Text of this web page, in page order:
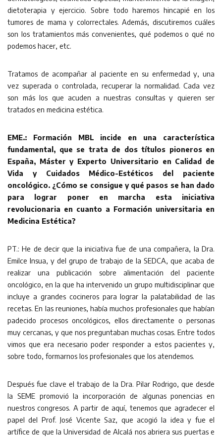
dietoterapia y ejercicio. Sobre todo haremos hincapié en los
tumores de mama y colorrectales. Además, discutiremos cuáles
son los tratamientos más convenientes, qué podemos o qué no
podemos hacer, etc.
Tratamos de acompañar al paciente en su enfermedad y, una
vez superada o controlada, recuperar la normalidad. Cada vez
son más los que acuden a nuestras consultas y quieren ser
tratados en medicina estética.
EME.: Formación MBL incide en una característica
fundamental, que se trata de dos títulos pioneros en
España, Máster y Experto Universitario en Calidad de
Vida y Cuidados Médico-Estéticos del paciente
oncológico. ¿Cómo se consigue y qué pasos se han dado
para lograr poner en marcha esta iniciativa
revolucionaria en cuanto a Formación universitaria en
Medicina Estética?
PT.: He de decir que la iniciativa fue de una compañera, la Dra.
Emilce Insua, y del grupo de trabajo de la SEDCA, que acaba de
realizar una publicación sobre alimentación del paciente
oncológico, en la que ha intervenido un grupo multidisciplinar que
incluye a grandes cocineros para lograr la palatabilidad de las
recetas. En las reuniones, había muchos profesionales que habían
padecido procesos oncológicos, ellos directamente o personas
muy cercanas, y que nos preguntaban muchas cosas. Entre todos
vimos que era necesario poder responder a estos pacientes y,
sobre todo, formarnos los profesionales que los atendemos.
Después fue clave el trabajo de la Dra. Pilar Rodrigo, que desde
la SEME promovió la incorporación de algunas ponencias en
nuestros congresos. A partir de aquí, tenemos que agradecer el
papel del Prof. José Vicente Saz, que acogió la idea y fue el
artífice de que la Universidad de Alcalá nos abriera sus puertas e